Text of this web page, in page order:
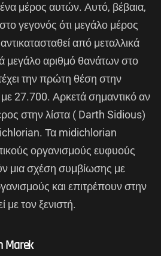
μέρος αυτών. Αυτό, βέβαια,
στο γεγονός ότι μεγάλο μέρος
από μεταλλικά
μεγάλο αριθμό θανάτων στο
την πρώτη θέση στην
27.700. Αρκετά σημαντικό αν
στην λίστα ( Darth Sidious)
Τα midichlorian
οργανισμούς ευφυούς
μια σχέση συμβίωσης με
και επιτρέπουν στην
με τον ξενιστή.
Marek